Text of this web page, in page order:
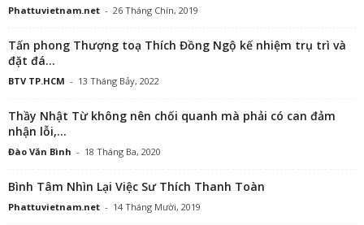
Phattuvietnam.net - 26 Tháng Chín, 2019
Tấn phong Thượng toạ Thích Đồng Ngộ kế nhiệm trụ trì và
đặt đá...
BTV TP.HCM - 13 Tháng Bảy, 2022
Thầy Nhật Từ không nên chối quanh mà phải có can đảm
nhận lỗi,...
Đào Văn Bình - 18 Tháng Ba, 2020
Bình Tâm Nhìn Lại Việc Sư Thích Thanh Toàn
Phattuvietnam.net - 14 Tháng Mười, 2019